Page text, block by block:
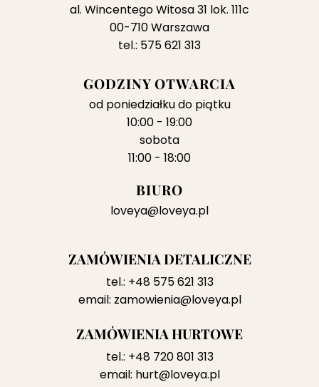
al. Wincentego Witosa 31 lok. 111c
00-710 Warszawa
tel.: 575 621 313
GODZINY OTWARCIA
od poniedziałku do piątku
10:00 - 19:00
sobota
11:00 - 18:00
BIURO
loveya@loveya.pl
ZAMÓWIENIA DETALICZNE
tel.: +48 575 621 313
email: zamowienia@loveya.pl
ZAMÓWIENIA HURTOWE
tel.: +48 720 801 313
email: hurt@loveya.pl